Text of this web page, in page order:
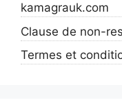
kamagrauk.com
Clause de non-
Termes et